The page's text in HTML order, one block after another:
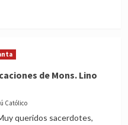
de Mons. Lino
Católico
queridos sacerdotes,